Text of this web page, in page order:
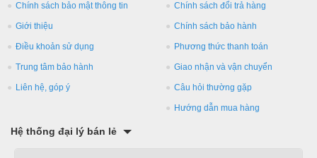
Chính sách bảo mật thông tin
Giới thiệu
Điều khoản sử dụng
Trung tâm bảo hành
Liên hệ, góp ý
Chính sách đổi trả hàng
Chính sách bảo hành
Phương thức thanh toán
Giao nhận và vận chuyển
Câu hỏi thường gặp
Hướng dẫn mua hàng
Hệ thống đại lý bán lẻ